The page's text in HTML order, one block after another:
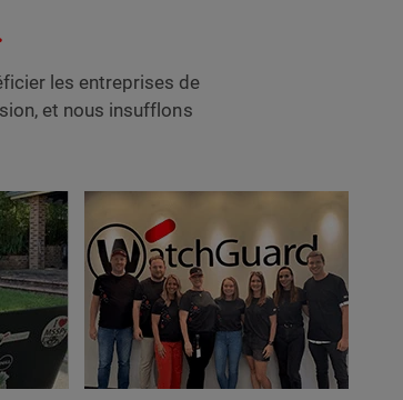
les entreprises de
et nous insufflons